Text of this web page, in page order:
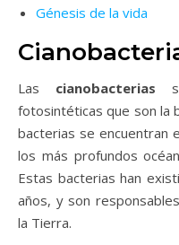
Génesis de la vida
Las cianobacterias
fotosintéticas que son la
bacterias se encuentran
los más profundos
Estas bacterias han
años, y son
la Tierra.